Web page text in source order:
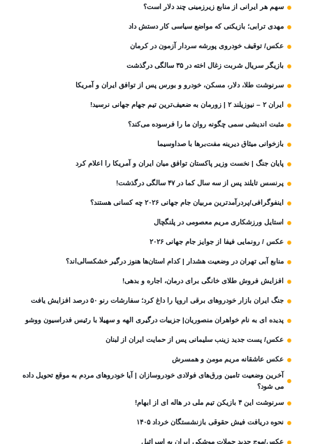
سهم هر ایرانی از منابع زیرزمینی چند دلار است؟
مهدی ترابی؛ بازیکنی که مواضع سیاسی‌ کار دستش داد
عکس/ توقیف خودروی پورشه سردار آزمون در کرمان
بازیگر سریال شربت زغال‌ اخته در ۳۵ سالگی درگذشت
سرنوشت طلا، دلار، مسکن، خودرو و بورس پس از توافق ایران و آمریکا
ایران ۲ – نیوزیلند ۲ | زورمان به ضعیف‌ترین تیم جهام جهانی نرسید!
مثبت‌ اندیشی سمی چگونه روان ما را فرسوده می‌کند؟
بازخوانی میثاق دیرینه مفت‌برها با صداوسیما
پایان جنگ | نخست وزیر پاکستان توافق میان ایران و آمریکا را اعلام کرد
پرنسس تایلند پس از سه سال کما در ۴۷ سالگی درگذشت!
اینفوگرافی/پردرآمدترین مربیان جام جهانی ۲۰۲۶ چه کسانی هستند؟
استایل ورزشکاری مریم معصومی در پلنگچال
عکس / رونمایی فیفا از جوایز جام جهانی ۲۰۲۶
منابع آبی تهران در وضعیت هشدار | کدام استان‌ها هنوز درگیر خشکسالی‌اند؟
افزایش فروش طلای خانگی برای درمان، اجاره و بدهی!
جنگ ایران بازار خودروهای برقی اروپا را داغ کرد؛ سفارشات رنو ۵۰ درصد افزایش یافت
پدیده ای به نام خواهران منصوریان| جزییات درگیری الهه و سهیلا با رئیس فدراسیون ووشو
عکس/ پست جدید زینب سلیمانی پس از حمایت ایران از لبنان
عکس عاشقانه مریم مومن و همسرش
آخرین وضعیت تامین ورق‌های فولادی خودروسازان | آیا خودروهای مردم به موقع تحویل داده
می شود؟
سرنوشت این ۴ بازیکن تیم ملی در هاله ای از ابهام!
نحوه دریافت فیش حقوقی بازنشستگان خرداد ۱۴۰۵
عکس/موج جدید حملات موشکی ایران به اسرائیل